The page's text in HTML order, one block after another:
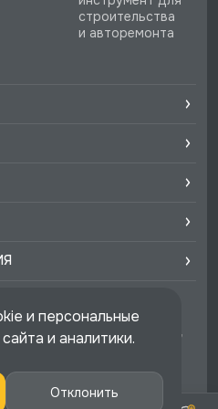
строительства
и авторемонта
политики
офертыкаждый раз,
форме обратной связи
интернет-магазин. Все
и персональные
и аналитики.
Отклонить